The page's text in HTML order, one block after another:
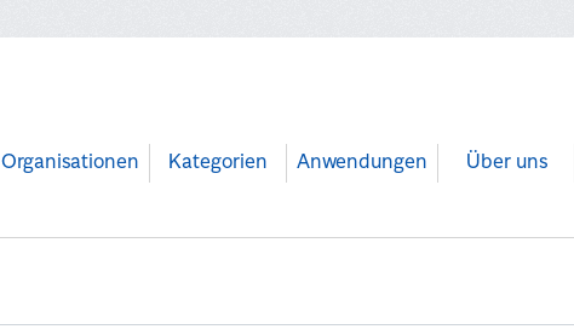
Organisationen Kategorien Anwendungen Über uns